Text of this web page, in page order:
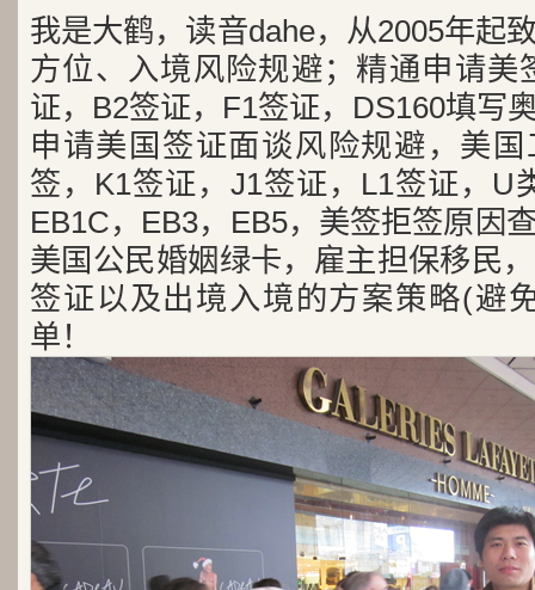
我是大鹤，读音dahe，从2005年起
方位、入境风险规避；精通申请美
证，B2签证，F1签证，DS160填写
申请美国签证面谈风险规避，美
签，K1签证，J1签证，L1签证，U
EB1C，EB3，EB5，美签拒签原因
美国公民婚姻绿卡，雇主担保移民
签证以及出境入境的方案策略(避
单！